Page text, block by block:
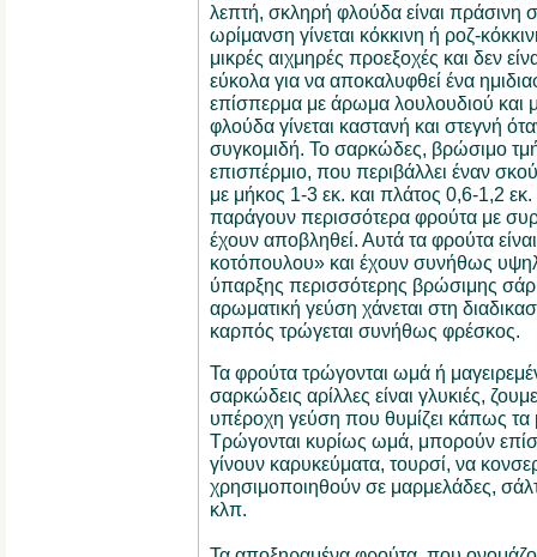
λεπτή, σκληρή φλούδα είναι πράσινη
ωρίμανση γίνεται κόκκινη ή ροζ-
μικρές αιχμηρές προεξοχές και δεν
εύκολα για να αποκαλυφθεί ένα
επίσπερμα με άρωμα λουλουδιού και
φλούδα γίνεται καστανή και στεγνή
συγκομιδή. Το σαρκώδες, βρώσιμο
επισπέρμιο, που περιβάλλει έναν
με μήκος 1-3 εκ. και πλάτος 0,6-1,2 εκ.
παράγουν περισσότερα φρούτα με
έχουν αποβληθεί. Αυτά τα φρούτα
κοτόπουλου» και έχουν συνήθως
ύπαρξης περισσότερης βρώσιμης
αρωματική γεύση χάνεται στη
καρπός τρώγεται συνήθως φρέσκος.
Τα φρούτα τρώγονται ωμά ή
σαρκώδεις αρίλλες είναι γλυκιές,
υπέροχη γεύση που θυμίζει κάπως
Τρώγονται κυρίως ωμά, μπορούν
γίνουν καρυκεύματα, τουρσί, να
χρησιμοποιηθούν σε μαρμελάδες,
κλπ.